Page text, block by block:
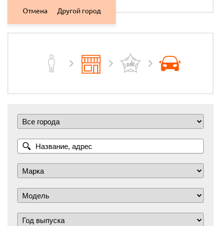
Отмена Другой город